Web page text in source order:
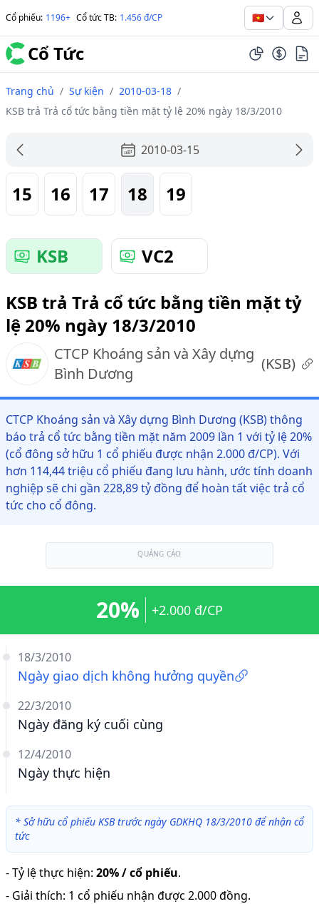
Cổ phiếu: 1196+ Cổ tức TB: 1.456 đ/CP 🇻🇳
Cổ Tức
Trang chủ / Sự kiện / 2010-03-18 /
KSB trả Trả cổ tức bằng tiền mặt tỷ lệ 20% ngày 18/3/2010
2010-03-15
15 16 17 18 19
KSB
VC2
KSB trả Trả cổ tức bằng tiền mặt tỷ
lệ 20% ngày 18/3/2010
CTCP Khoáng sản và Xây dựng
Bình Dương
(KSB)
CTCP Khoáng sản và Xây dựng Bình Dương (KSB) thông
báo trả cổ tức bằng tiền mặt năm 2009 lần 1 với tỷ lệ 20%
(cổ đông sở hữu 1 cổ phiếu được nhận 2.000 đ/CP). Với
hơn 114,44 triệu cổ phiếu đang lưu hành, ước tính doanh
nghiệp sẽ chi gần 228,89 tỷ đồng để hoàn tất việc trả cổ
tức cho cổ đông.
QUẢNG CÁO
18/3/2010
Ngày giao dịch không hưởng quyền
22/3/2010
Ngày đăng ký cuối cùng
12/4/2010
Ngày thực hiện
20% +2.000 đ/CP
* Sở hữu cổ phiếu KSB trước ngày GDKHQ 18/3/2010 để nhận cổ
tức
-Tỷ lệ thực hiện: 20% / cổ phiếu.
- Giải thích: 1 cổ phiếu nhận được 2.000 đồng.